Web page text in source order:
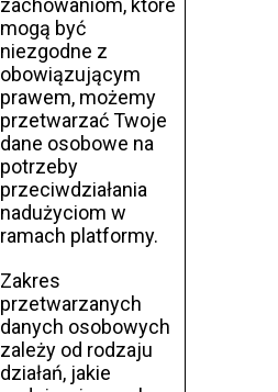
zachowaniom, które
mogą być
niezgodne z
obowiązującym
prawem, możemy
przetwarzać Twoje
dane osobowe na
potrzeby
przeciwdziałania
nadużyciom w
ramach platformy.
Zakres
przetwarzanych
danych osobowych
zależy od rodzaju
działań, jakie